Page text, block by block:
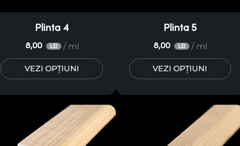
Plinta 4
8,00 LEI / ml
VEZI OPȚIUNI
Plinta 5
8,00 LEI / ml
VEZI OPȚIUNI